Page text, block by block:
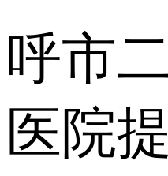
呼市
医院